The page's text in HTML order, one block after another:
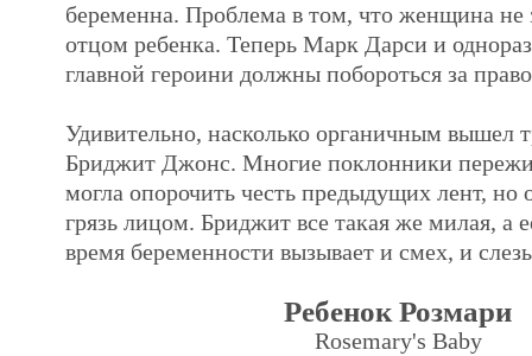
беременна. Проблема в том, что женщина не
отцом ребенка. Теперь Марк Дарси и
главной героини должны побороться за
Удивительно, насколько органичным вышел
Бриджит Джонс. Многие поклонники
могла опорочить честь предыдущих лент, но
грязь лицом. Бриджит все такая же милая, а
время беременности вызывает и смех, и
Ребенок Розмари
Rosemary's Baby